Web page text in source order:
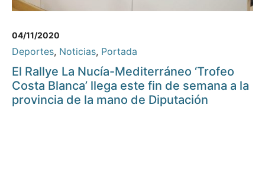
04/11/2020
Deportes, Noticias, Portada
El Rallye La Nucía-Mediterráneo ‘Trofeo
Costa Blanca’ llega este fin de semana a la
provincia de la mano de Diputación